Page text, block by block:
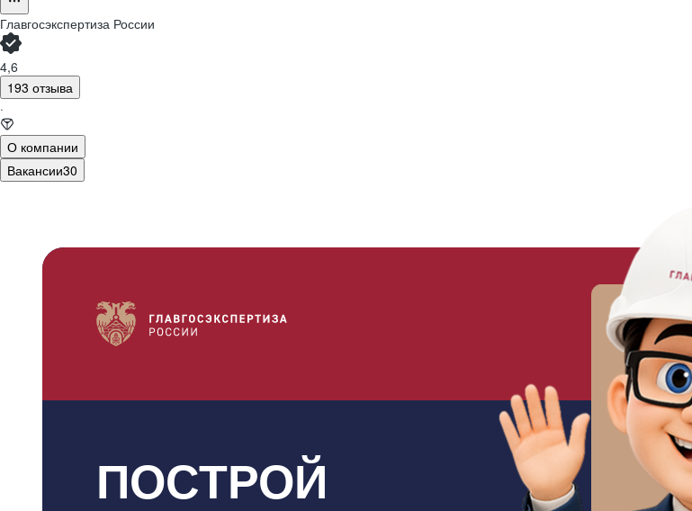
Главгосэкспертиза России
4,6
193 отзыва
·
О компании
Вакансии30
ПОСТРОЙ